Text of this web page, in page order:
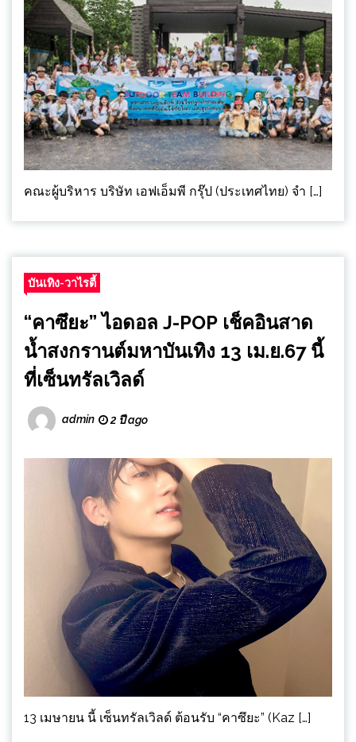
คณะผู้บริหาร บริษัท เอฟเอ็มพี กรุ๊ป (ประเทศไทย) จำ […]
บันเทิง-วาไรตี้
“คาซึยะ” ไอดอล J-POP เช็คอินสาด
น้ำสงกรานต์มหาบันเทิง 13 เม.ย.67 นี้
ที่เซ็นทรัลเวิลด์
admin 2 ปี ago
13 เมษายน นี้ เซ็นทรัลเวิลด์ ต้อนรับ “คาซึยะ” (Kaz […]